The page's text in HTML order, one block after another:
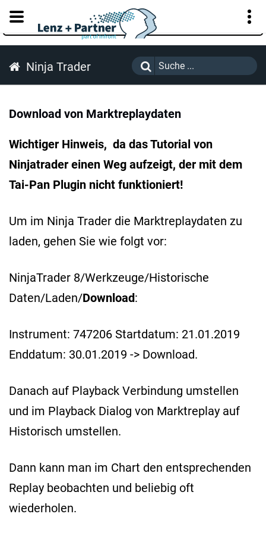
KUNDENPORTAL
Ninja Trader
Download von Marktreplaydaten
Wichtiger Hinweis, da das Tutorial von
Ninjatrader einen Weg aufzeigt, der mit dem
Tai-Pan Plugin nicht funktioniert!
Um im Ninja Trader die Marktreplaydaten zu
laden, gehen Sie wie folgt vor:
NinjaTrader 8/Werkzeuge/Historische
Daten/Laden/Download:
Instrument: 747206 Startdatum: 21.01.2019
Enddatum: 30.01.2019 -> Download.
Danach auf Playback Verbindung umstellen
und im Playback Dialog von Marktreplay auf
Historisch umstellen.
Dann kann man im Chart den entsprechenden
Replay beobachten und beliebig oft
wiederholen.